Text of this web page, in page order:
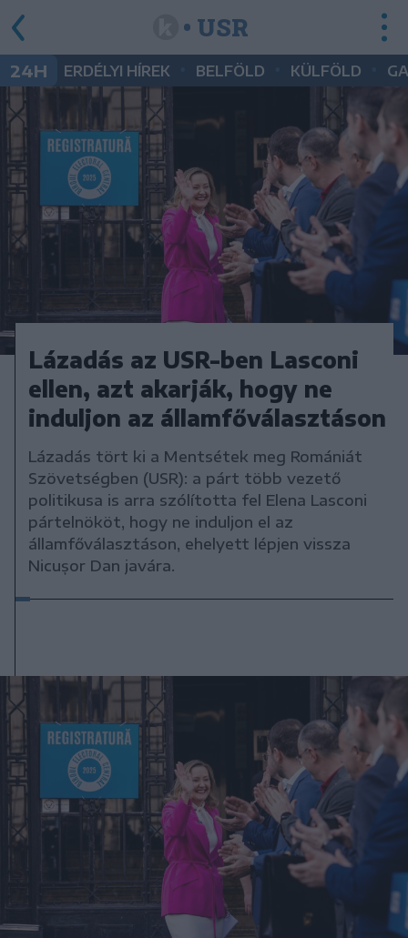
• USR
24H ERDÉLYI HÍREK BELFÖLD KÜLFÖLD
Lázadás az USR-ben Lasconi
ellen, azt akarják, hogy ne
induljon az államfőválasztáson
Lázadás tört ki a Mentsétek meg Romániát
Szövetségben (USR): a párt több vezető
politikusa is arra szólította fel Elena Lasconi
pártelnököt, hogy ne induljon el az
államfőválasztáson, ehelyett lépjen vissza
Nicușor Dan javára.